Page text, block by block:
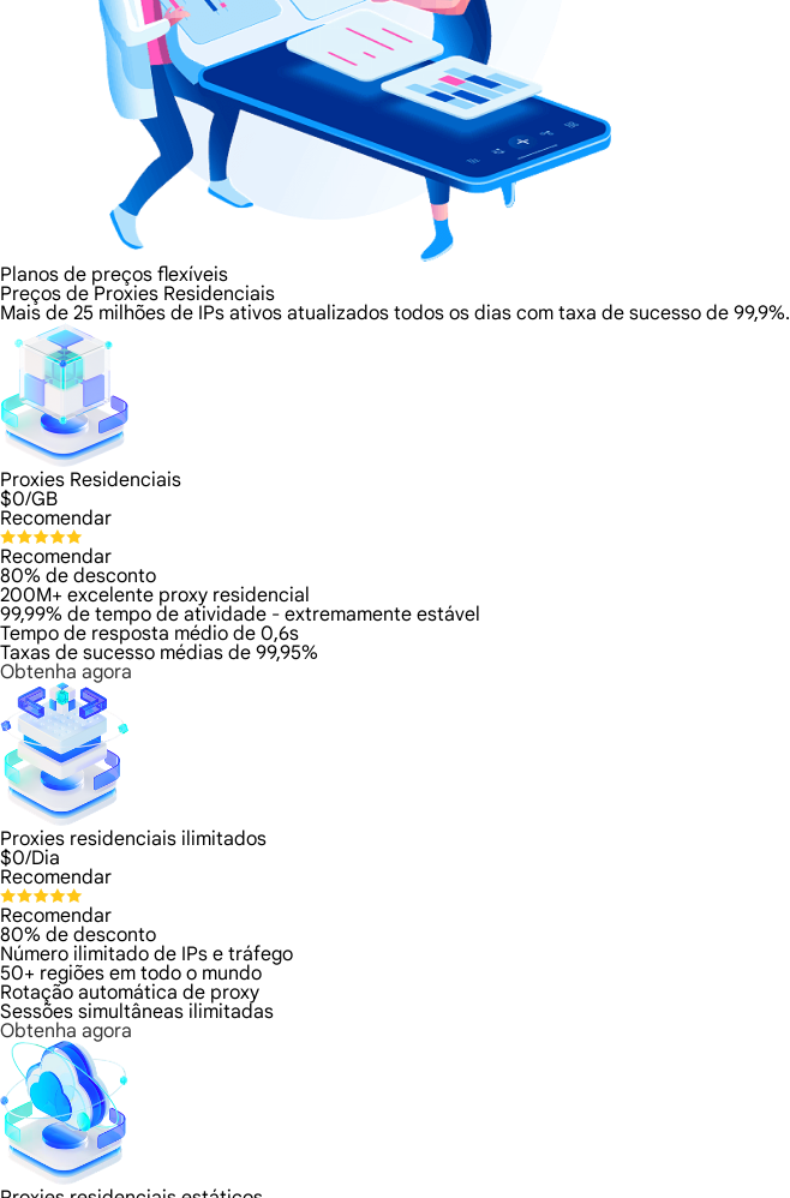
Planos de preços flexíveis
Preços de Proxies Residenciais
Mais de 25 milhões de IPs ativos atualizados todos os dias com taxa de sucesso de 99,9%.
Proxies Residenciais
$0/GB
Recomendar
Recomendar
80% de desconto
200M+ excelente proxy residencial
99,99% de tempo de atividade - extremamente estável
Tempo de resposta médio de 0,6s
Taxas de sucesso médias de 99,95%
Obtenha agora
Proxies residenciais ilimitados
$0/Dia
Recomendar
Recomendar
80% de desconto
Número ilimitado de IPs e tráfego
50+ regiões em todo o mundo
Rotação automática de proxy
Sessões simultâneas ilimitadas
Obtenha agora